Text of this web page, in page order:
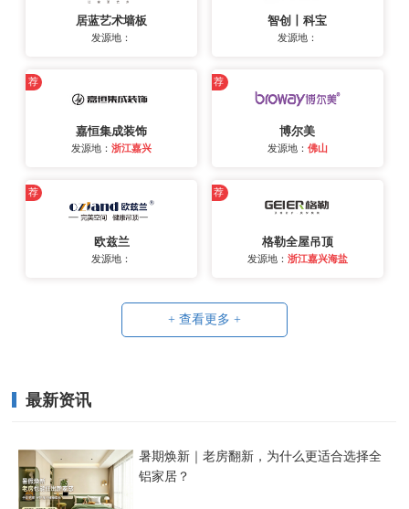
居蓝艺术墙板
发源地：
智创丨科宝
发源地：
荐
嘉恒集成装饰
发源地：浙江嘉兴
荐
博尔美
发源地： 佛山
荐
欧兹兰
发源地：
荐
格勒全屋吊顶
发源地： 浙江嘉兴海盐
+ 查看更多 +
最新资讯
暑期焕新｜老房翻新，为什么更适合选择全
铝家居？